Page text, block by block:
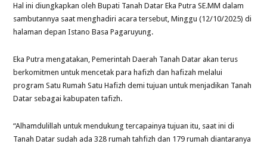
Hal ini diungkapkan oleh Bupati Tanah Datar Eka Putra SE.MM dalam
sambutannya saat menghadiri acara tersebut, Minggu (12/10/2025) di
halaman depan Istano Basa Pagaruyung.
Eka Putra mengatakan, Pemerintah Daerah Tanah Datar akan terus
berkomitmen untuk mencetak para hafizh dan hafizah melalui
program Satu Rumah Satu Hafizh demi tujuan untuk menjadikan Tanah
Datar sebagai kabupaten tafizh.
“Alhamdulillah untuk mendukung tercapainya tujuan itu, saat ini di
Tanah Datar sudah ada 328 rumah tahfizh dan 179 rumah diantaranya